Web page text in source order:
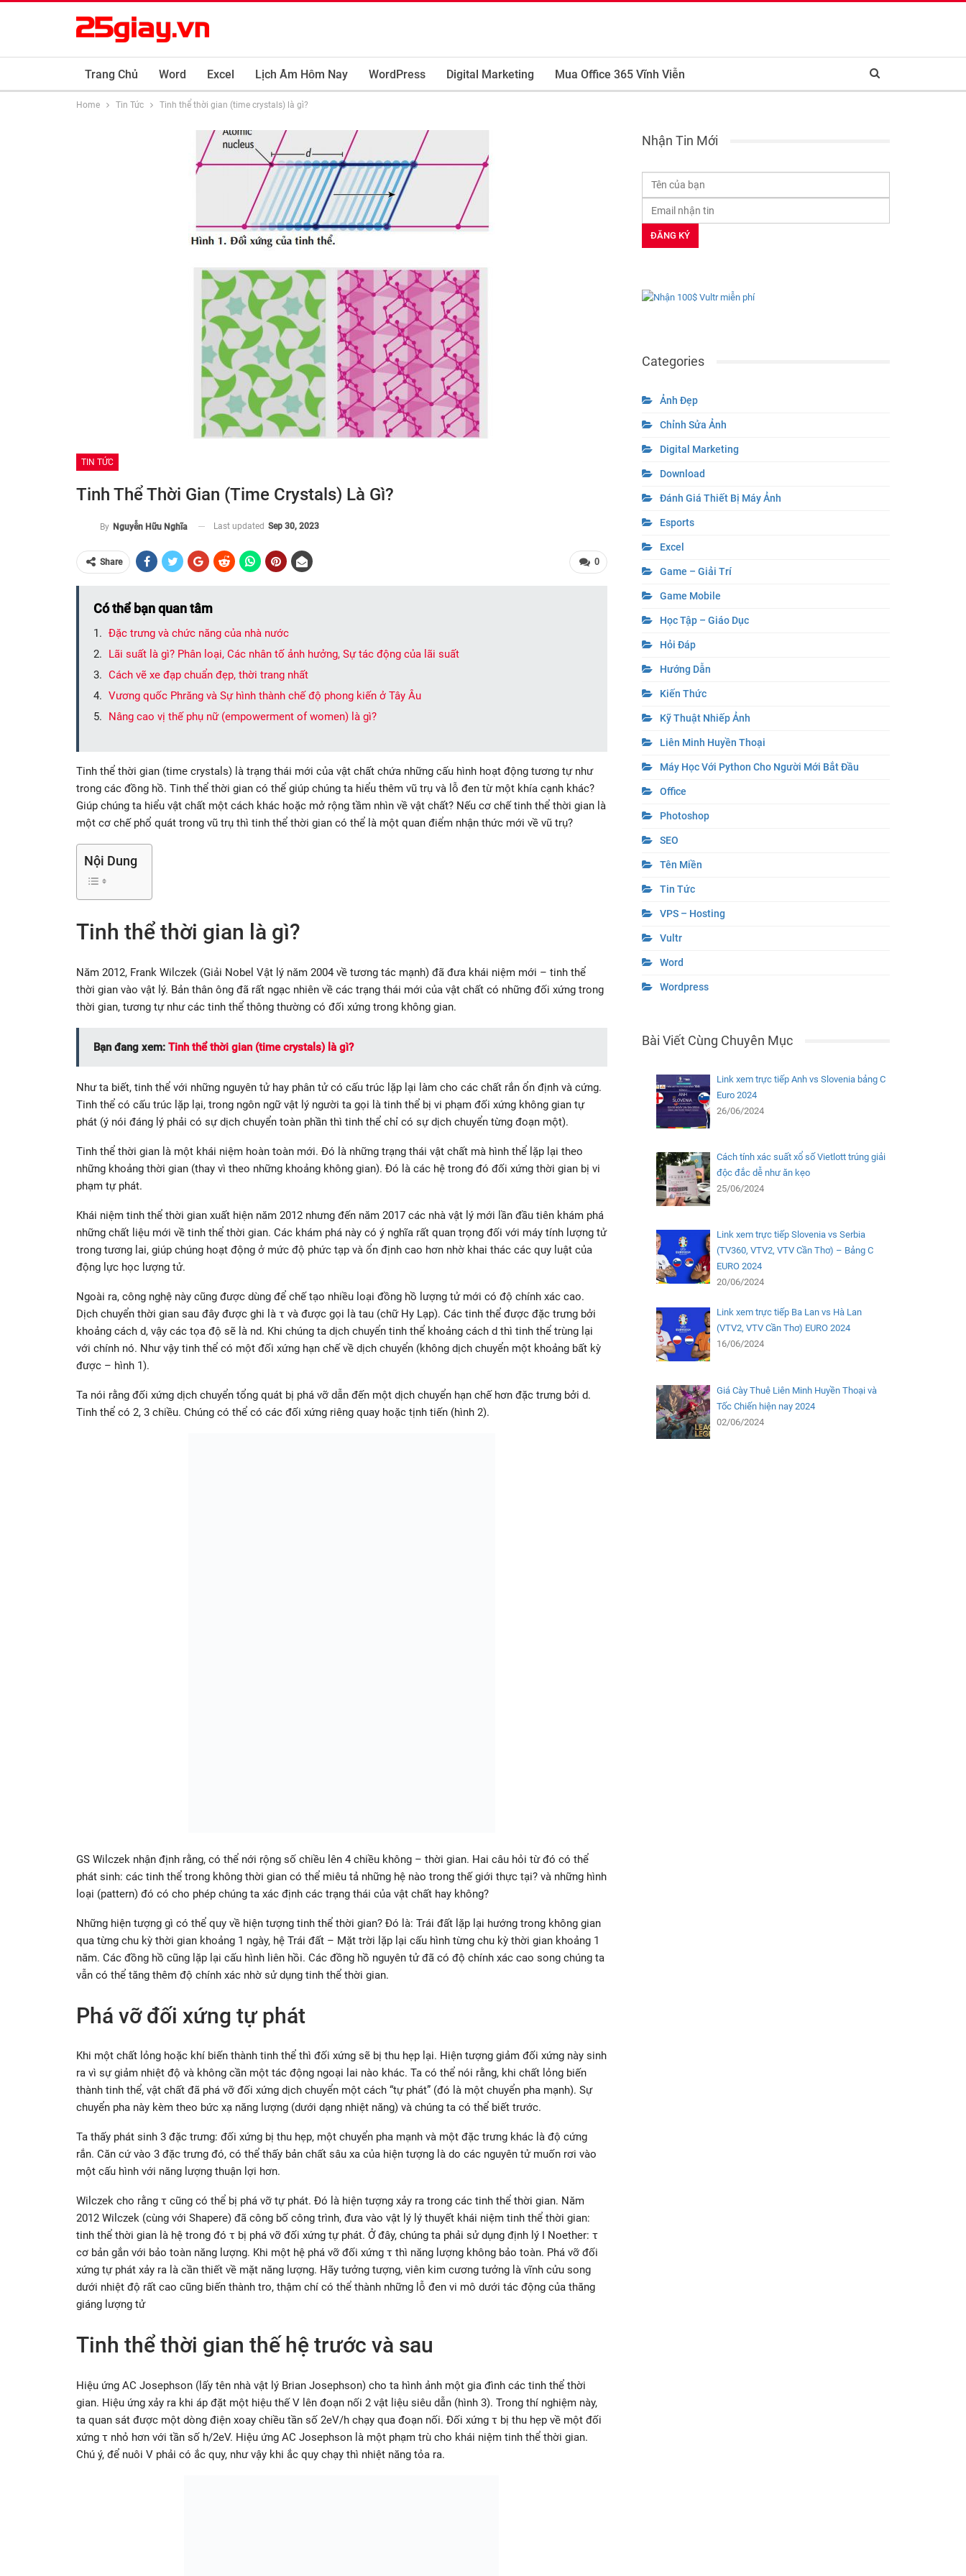
Trang Chủ Word Excel Lịch Âm Hôm Nay WordPress Digital Marketing Mua Office 365 Vĩnh Viễn
Home Tin Tức Tinh thể thời gian (time crystals) là gì?
TIN TỨC
Tinh Thể Thời Gian (time Crystals) Là Gì?
By Nguyễn Hữu Nghĩa Last updated Sep 30, 2023
0
Share
Có thể bạn quan tâm
Đặc trưng và chức năng của nhà nước
Lãi suất là gì? Phân loại, Các nhân tố ảnh hưởng, Sự tác động của lãi suất
Cách vẽ xe đạp chuẩn đẹp, thời trang nhất
Vương quốc Phrăng và Sự hình thành chế độ phong kiến ở Tây Âu
Nâng cao vị thế phụ nữ (empowerment of women) là gì?
Tinh thể thời gian (time crystals) là trạng thái mới của vật chất chứa những cấu hình hoạt động tương tự như
trong các đồng hồ. Tinh thể thời gian có thể giúp chúng ta hiểu thêm vũ trụ và lỗ đen từ một khía cạnh khác?
Giúp chúng ta hiểu vật chất một cách khác hoặc mở rộng tầm nhìn về vật chất? Nếu cơ chế tinh thể thời gian là
một cơ chế phổ quát trong vũ trụ thì tinh thể thời gian có thể là một quan điểm nhận thức mới về vũ trụ?
Nội Dung
Tinh thể thời gian là gì?
Năm 2012, Frank Wilczek (Giải Nobel Vật lý năm 2004 về tương tác mạnh) đã đưa khái niệm mới – tinh thể
thời gian vào vật lý. Bản thân ông đã rất ngạc nhiên về các trạng thái mới của vật chất có những đối xứng trong
thời gian, tương tự như các tinh thể thông thường có đối xứng trong không gian.
Bạn đang xem: Tinh thể thời gian (time crystals) là gì?
Như ta biết, tinh thể với những nguyên tử hay phân tử có cấu trúc lặp lại làm cho các chất rắn ổn định và cứng.
Tinh thể có cấu trúc lặp lại, trong ngôn ngữ vật lý người ta gọi là tinh thể bị vi phạm đối xứng không gian tự
phát (ý nói đáng lý phải có sự dịch chuyển toàn phần thì tinh thể chỉ có sự dịch chuyển từng đoạn một).
Tinh thể thời gian là một khái niệm hoàn toàn mới. Đó là những trạng thái vật chất mà hình thể lặp lại theo
những khoảng thời gian (thay vì theo những khoảng không gian). Đó là các hệ trong đó đối xứng thời gian bị vi
phạm tự phát.
Khái niệm tinh thể thời gian xuất hiện năm 2012 nhưng đến năm 2017 các nhà vật lý mới lần đầu tiên khám phá
những chất liệu mới về tinh thể thời gian. Các khám phá này có ý nghĩa rất quan trọng đối với máy tính lượng tử
trong tương lai, giúp chúng hoạt động ở mức độ phức tạp và ổn định cao hơn nhờ khai thác các quy luật của
động lực học lượng tử.
Ngoài ra, công nghệ này cũng được dùng để chế tạo nhiều loại đồng hồ lượng tử mới có độ chính xác cao.
Dịch chuyển thời gian sau đây được ghi là τ và được gọi là tau (chữ Hy Lạp). Các tinh thể được đặc trưng bởi
khoảng cách d, vậy các tọa độ sẽ là nd. Khi chúng ta dịch chuyển tinh thể khoảng cách d thì tinh thể trùng lại
với chính nó. Như vậy tinh thể có một đối xứng hạn chế về dịch chuyển (không dịch chuyển một khoảng bất kỳ
được – hình 1).
Ta nói rằng đối xứng dịch chuyển tổng quát bị phá vỡ dẫn đến một dịch chuyển hạn chế hơn đặc trưng bởi d.
Tinh thể có 2, 3 chiều. Chúng có thể có các đối xứng riêng quay hoặc tịnh tiến (hình 2).
GS Wilczek nhận định rằng, có thể nới rộng số chiều lên 4 chiều không – thời gian. Hai câu hỏi từ đó có thể
phát sinh: các tinh thể trong không thời gian có thể miêu tả những hệ nào trong thế giới thực tại? và những hình
loại (pattern) đó có cho phép chúng ta xác định các trạng thái của vật chất hay không?
Những hiện tượng gì có thể quy về hiện tượng tinh thể thời gian? Đó là: Trái đất lặp lại hướng trong không gian
qua từng chu kỳ thời gian khoảng 1 ngày, hệ Trái đất – Mặt trời lặp lại cấu hình từng chu kỳ thời gian khoảng 1
năm. Các đồng hồ cũng lặp lại cấu hình liên hồi. Các đồng hồ nguyên tử đã có độ chính xác cao song chúng ta
vẫn có thể tăng thêm độ chính xác nhờ sử dụng tinh thể thời gian.
Phá vỡ đối xứng tự phát
Khi một chất lỏng hoặc khí biến thành tinh thể thì đối xứng sẽ bị thu hẹp lại. Hiện tượng giảm đối xứng này sinh
ra vì sự giảm nhiệt độ và không cần một tác động ngoại lai nào khác. Ta có thể nói rằng, khi chất lỏng biến
thành tinh thể, vật chất đã phá vỡ đối xứng dịch chuyển một cách “tự phát” (đó là một chuyển pha mạnh). Sự
chuyển pha này kèm theo bức xạ năng lượng (dưới dạng nhiệt năng) và chúng ta có thể biết trước.
Ta thấy phát sinh 3 đặc trưng: đối xứng bị thu hẹp, một chuyển pha mạnh và một đặc trưng khác là độ cứng
rắn. Căn cứ vào 3 đặc trưng đó, có thể thấy bản chất sâu xa của hiện tượng là do các nguyên tử muốn rơi vào
một cấu hình với năng lượng thuận lợi hơn.
Wilczek cho rằng τ cũng có thể bị phá vỡ tự phát. Đó là hiện tượng xảy ra trong các tinh thể thời gian. Năm
2012 Wilczek (cùng với Shapere) đã công bố công trình, đưa vào vật lý lý thuyết khái niệm tinh thể thời gian:
tinh thể thời gian là hệ trong đó τ bị phá vỡ đối xứng tự phát. Ở đây, chúng ta phải sử dụng định lý I Noether: τ
cơ bản gắn với bảo toàn năng lượng. Khi một hệ phá vỡ đối xứng τ thì năng lượng không bảo toàn. Phá vỡ đối
xứng tự phát xảy ra là cần thiết về mặt năng lượng. Hãy tưởng tượng, viên kim cương tưởng là vĩnh cửu song
dưới nhiệt độ rất cao cũng biến thành tro, thậm chí có thể thành những lỗ đen vi mô dưới tác động của thăng
giáng lượng tử
Tinh thể thời gian thế hệ trước và sau
Hiệu ứng AC Josephson (lấy tên nhà vật lý Brian Josephson) cho ta hình ảnh một gia đình các tinh thể thời
gian. Hiệu ứng xảy ra khi áp đặt một hiệu thế V lên đoạn nối 2 vật liệu siêu dẫn (hình 3). Trong thí nghiệm này,
ta quan sát được một dòng điện xoay chiều tần số 2eV/h chạy qua đoạn nối. Đối xứng τ bị thu hẹp về một đối
xứng τ nhỏ hơn với tần số h/2eV. Hiệu ứng AC Josephson là một phạm trù cho khái niệm tinh thể thời gian.
Chú ý, để nuôi V phải có ắc quy, như vậy khi ắc quy chạy thì nhiệt năng tỏa ra.
Nhận Tin Mới
Categories
Ảnh Đẹp
Chỉnh Sửa Ảnh
Digital Marketing
Download
Đánh Giá Thiết Bị Máy Ảnh
Esports
Excel
Game – Giải Trí
Game Mobile
Học Tập – Giáo Dục
Hỏi Đáp
Hướng Dẫn
Kiến Thức
Kỹ Thuật Nhiếp Ảnh
Liên Minh Huyền Thoại
Máy Học Với Python Cho Người Mới Bắt Đầu
Office
Photoshop
SEO
Tên Miền
Tin Tức
VPS – Hosting
Vultr
Word
Wordpress
Bài Viết Cùng Chuyên Mục
Link xem trực tiếp Anh vs Slovenia bảng C
Euro 2024
26/06/2024
Cách tính xác suất xổ số Vietlott trúng giải
độc đắc dễ như ăn kẹo
25/06/2024
Link xem trực tiếp Slovenia vs Serbia
(TV360, VTV2, VTV Cần Thơ) – Bảng C
EURO 2024
20/06/2024
Link xem trực tiếp Ba Lan vs Hà Lan
(VTV2, VTV Cần Thơ) EURO 2024
16/06/2024
Giá Cày Thuê Liên Minh Huyền Thoại và
Tốc Chiến hiện nay 2024
02/06/2024